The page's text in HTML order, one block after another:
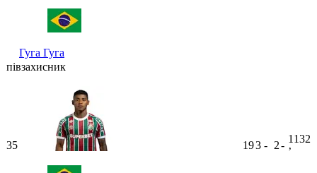
Гуга Гуга
півзахисник
35 193 - 2-
1132
ʼ